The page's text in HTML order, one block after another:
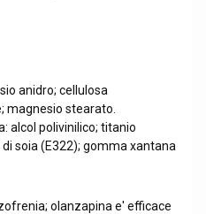
anidro; cellulosa
magnesio stearato.
alcol polivinilico; titanio
soia (E322); gomma xantana
olanzapina e' efficace